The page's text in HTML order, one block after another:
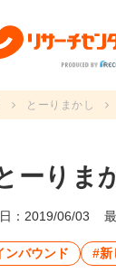
とーりまかし
ーりま
：2019/06/03
ンバウンド #新